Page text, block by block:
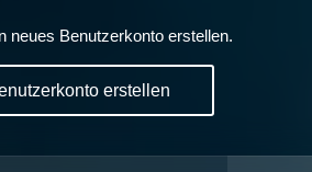
neues Benutzerkonto erstellen.
erstellen